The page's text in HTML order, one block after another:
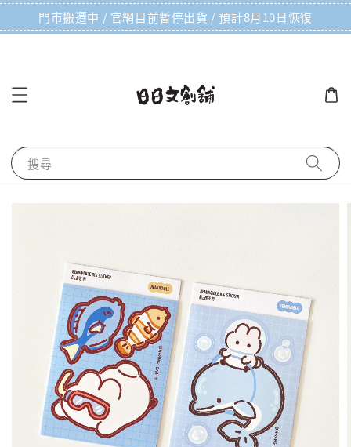
門市搬遷中 / 官網目前暫停出貨 / 預計8月10日恢復
搜尋